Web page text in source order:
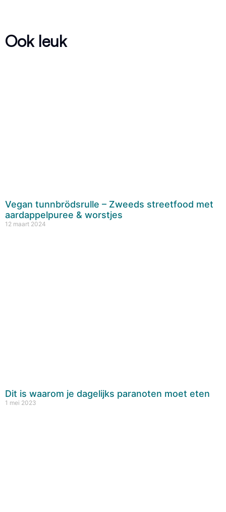
Ook leuk
Vegan tunnbrödsrulle – Zweeds streetfood met
aardappelpuree & worstjes
12 maart 2024
Dit is waarom je dagelijks paranoten moet eten
1 mei 2023